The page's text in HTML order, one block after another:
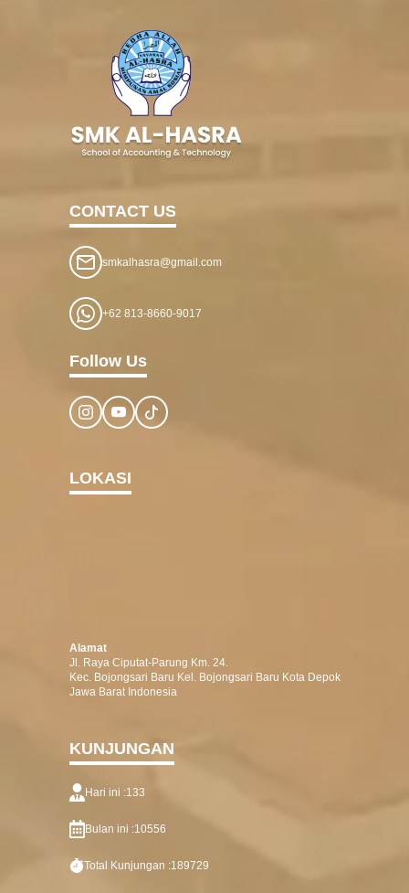
CONTACT US
smkalhasra@gmail.com
+62 813-8660-9017
Follow Us
LOKASI
Alamat
Jl. Raya Ciputat-Parung Km. 24.
Kec. Bojongsari Baru Kel. Bojongsari Baru Kota Depok
Jawa Barat Indonesia
KUNJUNGAN
Hari ini :133
Bulan ini :10556
Total Kunjungan :189729